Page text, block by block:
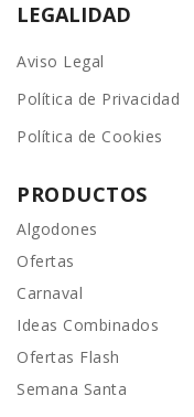
LEGALIDAD
Aviso Legal
Política de Privacidad
Política de Cookies
PRODUCTOS
Algodones
Ofertas
Carnaval
Ideas Combinados
Ofertas Flash
Semana Santa